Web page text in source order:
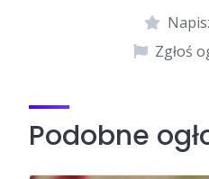
Zgłoś
Podobne